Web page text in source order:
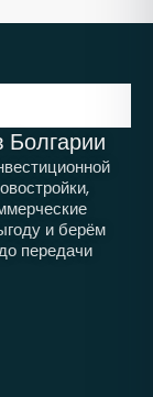
Болгарии
и берём
передачи